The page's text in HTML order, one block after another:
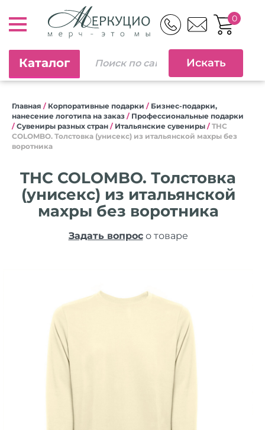
0
Каталог
Главная / Корпоративные подарки / Бизнес-подарки,
нанесение логотипа на заказ / Профессиональные подарки
/ Сувениры разных стран / Итальянские сувениры / THC
COLOMBO. Толстовка (унисекс) из итальянской махры без
воротника
THC COLOMBO. Толстовка
(унисекс) из итальянской
махры без воротника
Задать вопросо товаре